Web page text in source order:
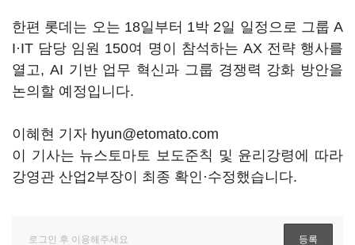
한편 롯데는 오는 18일부터 1박 2일 일정으로 그룹 A
I·IT 담당 임원 150여 명이 참석하는 AX 전략 행사를
열고, AI 기반 업무 혁신과 그룹 경쟁력 강화 방안을
논의할 예정입니다.
이혜현 기자 hyun@etomato.com
이 기사는 뉴스토마토 보도준칙 및 윤리강령에 따라
강영관 산업2부장이 최종 확인·수정했습니다.